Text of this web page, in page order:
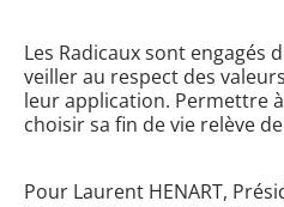
Les Radicaux sont engagés
veiller au respect des
leur application. Permettre
choisir sa fin de vie relève
Pour Laurent HENART,